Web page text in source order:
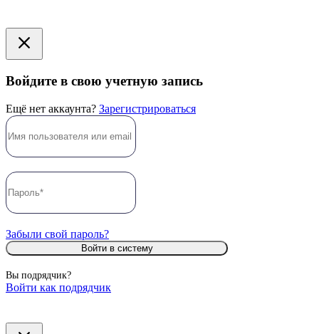
Войдите в свою учетную запись
Ещё нет аккаунта? Зарегистрироваться
Забыли свой пароль?
Войти в систему
Вы подрядчик?
Войти как подрядчик